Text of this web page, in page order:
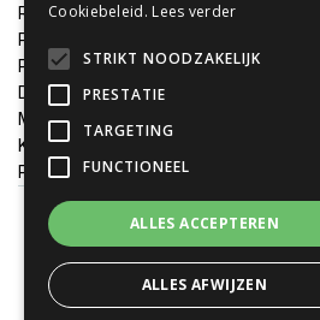
Relatieschenken
Petten bedrukken
Petten borduren
DTF print per meter
MEGADEALS
Keukenschort bedrukken
Promotiemateriaal bedrukken
Onze websites:FixJeSticker|
Alle prijzen zijn
Cookiebeleid. Lees verder
STRIKT NOODZAKELIJK
PRESTATIE
TARGETING
FUNCTIONEEL
ALLES ACCEPTEREN
ALLES AFWIJZEN